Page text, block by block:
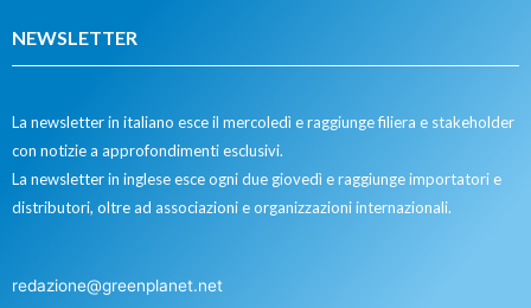
NEWSLETTER
La newsletter in italiano esce il mercoledì e raggiunge filiera e stakeholder
con notizie a approfondimenti esclusivi.
La newsletter in inglese esce ogni due giovedì e raggiunge importatori e
distributori, oltre ad associazioni e organizzazioni internazionali.
redazione@greenplanet.net